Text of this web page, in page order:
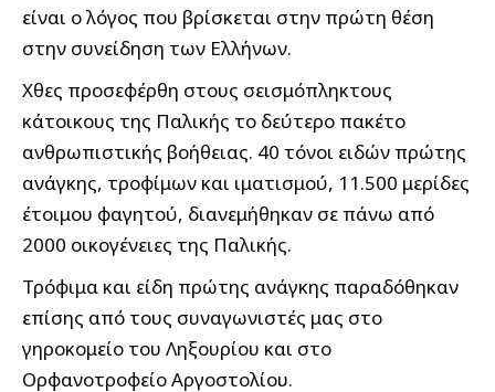
είναι ο λόγος που βρίσκεται στην πρώτη θέση
στην συνείδηση των Ελλήνων.
Χθες προσεφέρθη στους σεισμόπληκτους
κάτοικους της Παλικής το δεύτερο πακέτο
ανθρωπιστικής βοήθειας. 40 τόνοι ειδών πρώτης
ανάγκης, τροφίμων και ιματισμού, 11.500 μερίδες
έτοιμου φαγητού, διανεμήθηκαν σε πάνω από
2000 οικογένειες της Παλικής.
Τρόφιμα και είδη πρώτης ανάγκης παραδόθηκαν
επίσης από τους συναγωνιστές μας στο
γηροκομείο του Ληξουρίου και στο
Ορφανοτροφείο Αργοστολίου.